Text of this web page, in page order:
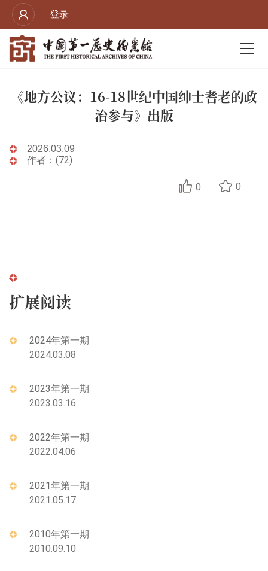
登录
《地方公议：16-18世纪中国绅士耆老的政
治参与》出版
2026.03.09
作者：(72)
0 0
扩展阅读
2024年第一期
2024.03.08
2023年第一期
2023.03.16
2022年第一期
2022.04.06
2021年第一期
2021.05.17
2010年第一期
2010.09.10